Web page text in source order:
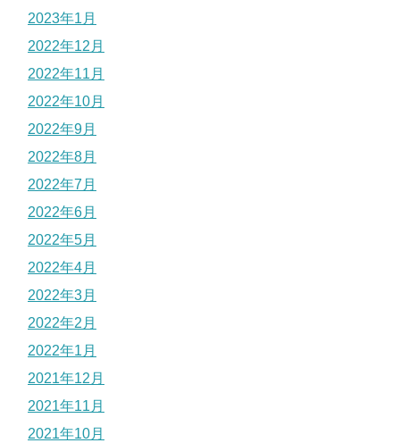
2023年1月
2022年12月
2022年11月
2022年10月
2022年9月
2022年8月
2022年7月
2022年6月
2022年5月
2022年4月
2022年3月
2022年2月
2022年1月
2021年12月
2021年11月
2021年10月